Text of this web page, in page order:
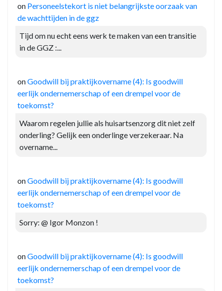
on Personeelstekort is niet belangrijkste oorzaak van
de wachttijden in de ggz
Tijd om nu echt eens werk te maken van een transitie
in de GGZ :...
onGoodwill bij praktijkovername (4): Is goodwill
eerlijk ondernemerschap of een drempel voor de
toekomst?
Waarom regelen jullie als huisartsenzorg dit niet zelf
onderling? Gelijk een onderlinge verzekeraar. Na
overname...
onGoodwill bij praktijkovername (4): Is goodwill
eerlijk ondernemerschap of een drempel voor de
toekomst?
Sorry: @ Igor Monzon !
onGoodwill bij praktijkovername (4): Is goodwill
eerlijk ondernemerschap of een drempel voor de
toekomst?